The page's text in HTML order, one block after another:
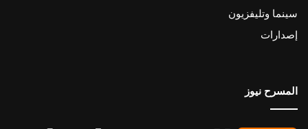
سينما وتليفزيون
إصدارات
المسرح نيوز